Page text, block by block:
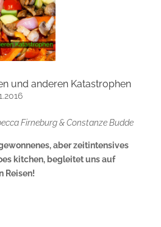
und anderen Katastrophen
Firneburg & Constanze Budde
aber zeitintensives
kitchen, begleitet uns auf
Reisen!